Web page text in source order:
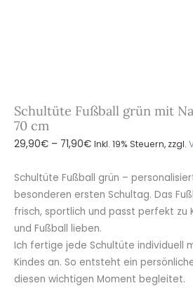
Schultüte Fußball grün mit
70 cm
29,90€ – 71,90€Preisspanne:
bis
71,90€
Inkl. 19% Steuern, zzgl.
Schultüte Fußball grün –
besonderen ersten Schultag. Das
frisch, sportlich und passt perfekt zu
und Fußball lieben.
Ich fertige jede Schultüte individuell
Kindes an. So entsteht ein
diesen wichtigen Moment begleitet.